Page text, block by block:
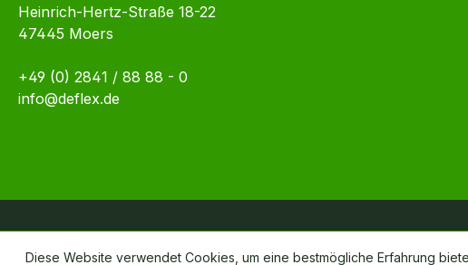
Heinrich-Hertz-Straße 18-22
47445 Moers
+49 (0) 2841 / 88 88 - 0
info@deflex.de
Diese Website verwendet Cookies, um eine bestmögliche Erfahrung